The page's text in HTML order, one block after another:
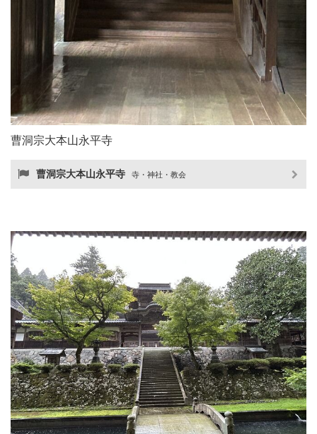
曹洞宗大本山永平寺
曹洞宗大本山永平寺 寺・神社・教会